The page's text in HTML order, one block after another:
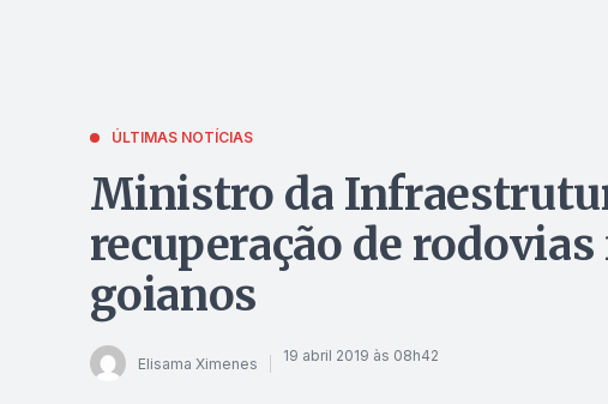
ÚLTIMAS NOTÍCIAS
Ministro da
recuperação de
goianos
Elisama Ximenes 19 abril 2019 às 08h42